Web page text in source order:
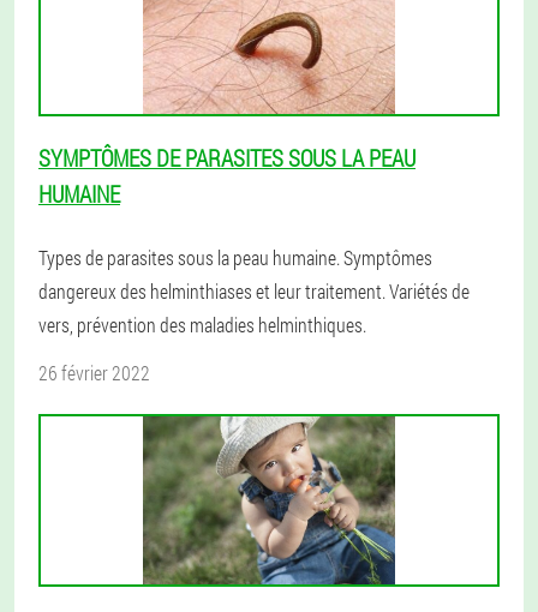
SYMPTÔMES DE PARASITES SOUS LA PEAU
HUMAINE
Types de parasites sous la peau humaine. Symptômes
dangereux des helminthiases et leur traitement. Variétés de
vers, prévention des maladies helminthiques.
26 février 2022